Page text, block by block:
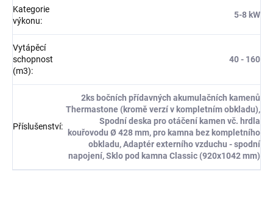
Kategorie
výkonu:
5-8 kW
Vytápěcí
schopnost
(m3):
40 - 160
Příslušenství:
2ks bočních přídavných akumulačních kamenů
Thermastone (kromě verzí v kompletním obkladu),
Spodní deska pro otáčení kamen vč. hrdla
kouřovodu Ø 428 mm, pro kamna bez kompletního
obkladu, Adaptér externího vzduchu - spodní
napojení, Sklo pod kamna Classic (920x1042 mm)